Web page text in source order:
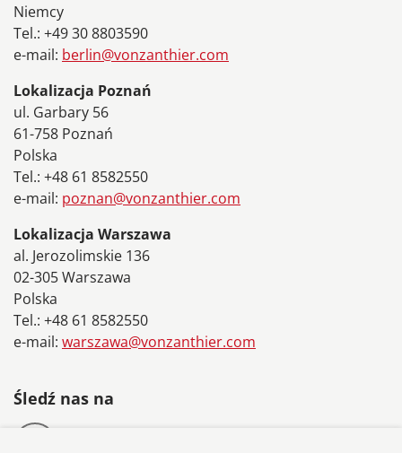
Niemcy
Tel.: +49 30 8803590
e-mail: berlin@vonzanthier.com
Lokalizacja Poznań
ul. Garbary 56
61-758 Poznań
Polska
Tel.: +48 61 8582550
e-mail: poznan@vonzanthier.com
Lokalizacja Warszawa
al. Jerozolimskie 136
02-305 Warszawa
Polska
Tel.: +48 61 8582550
e-mail: warszawa@vonzanthier.com
Śledź nas na